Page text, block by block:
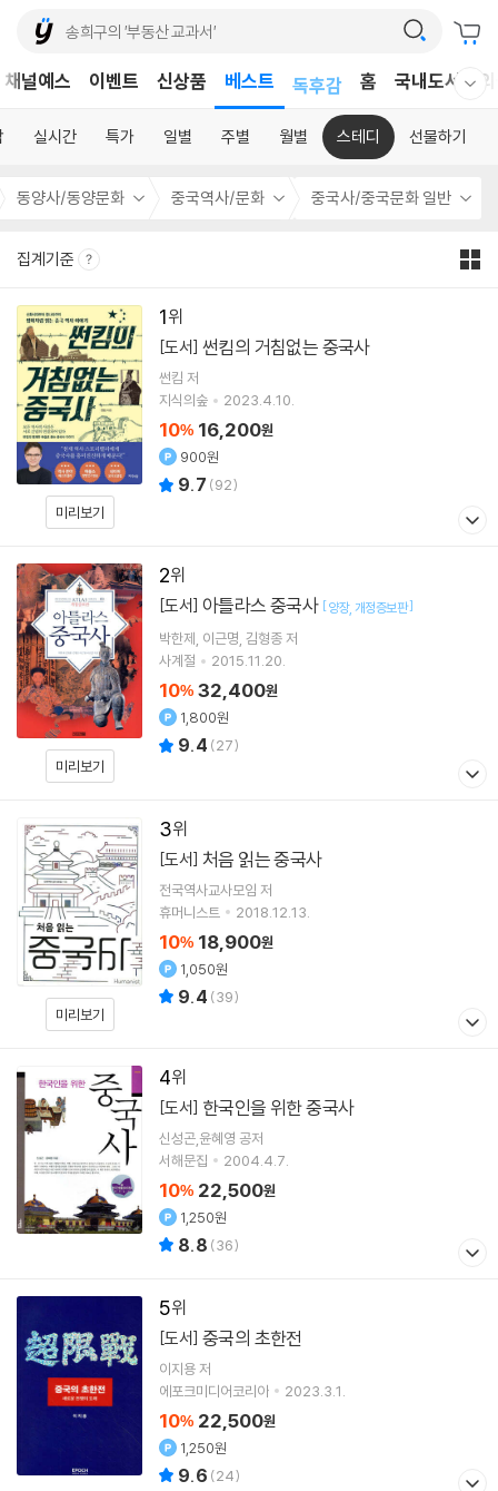
채널예스 이벤트 신상품 베스트
독후감
홈 국내도서
실시간 특가 일별 주별 월별 스테디 선물하기
동양사/동양문화 중국역사/문화 중국사/중국문화 일반
집계기준
1
미리보기
[도서] 썬킴의 거침없는 중국사
썬킴 저
지식의숲
2023.4.10.
10% 16,200원
900원
9.7 (92)
2
미리보기
[도서] 아틀라스 중국사 [양장 개정증보판]
박한제 이근명 김형종저
사계절
2015.11.20.
10% 32,400원
1,800원
9.4 (27)
3
미리보기
[도서] 처음 읽는 중국사
전국역사교사모임 저
휴머니스트
2018.12.13.
10% 18,900원
1,050원
9.4 (39)
4
[도서] 한국인을 위한 중국사
신성곤,윤혜영 공저
서해문집
2004.4.7.
10% 22,500원
1,250원
8.8 (36)
5
[도서] 중국의 초한전
이지용저
에포크미디어코리아
2023.3.1.
10% 22,500원
1,250원
9.6 (24)